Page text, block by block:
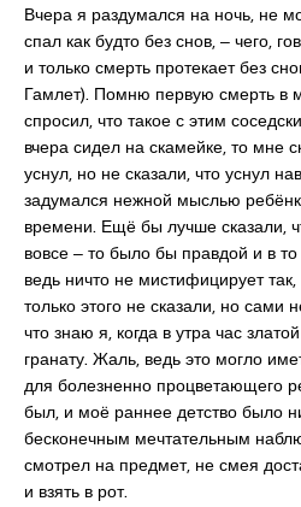
Вчера я раздумался на ночь, не
спал как будто без снов, ‒ чего,
и только смерть протекает без
Гамлет). Помню первую смерть в
спросил, что такое с этим
вчера сидел на скамейке, то мне
уснул, но не сказали, что уснул
задумался нежной мыслью
времени. Ещё бы лучше сказали,
вовсе ‒ то было бы правдой и в
ведь ничто не мистифицирует
только этого не сказали, но сами
что знаю я, когда в утра час
гранату. Жаль, ведь это могло
для болезненно процветающего
был, и моё раннее детство было
бесконечным мечтательным
смотрел на предмет, не смея
и взять в рот.